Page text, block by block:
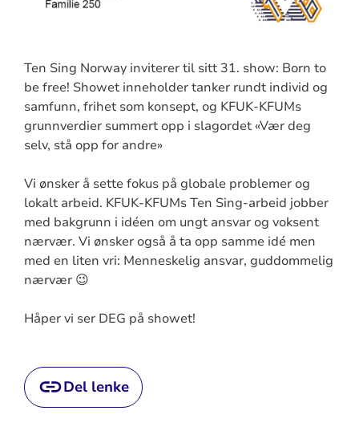
Ten Sing Norway inviterer til sitt 31. show: Born to
be free! Showet inneholder tanker rundt individ og
samfunn, frihet som konsept, og KFUK-KFUMs
grunnverdier summert opp i slagordet «Vær deg
selv, stå opp for andre»
Vi ønsker å sette fokus på globale problemer og
lokalt arbeid. KFUK-KFUMs Ten Sing-arbeid jobber
med bakgrunn i idéen om ungt ansvar og voksent
nærvær. Vi ønsker også å ta opp samme idé men
med en liten vri: Menneskelig ansvar, guddommelig
nærvær 😉
Håper vi ser DEG på showet!
Del lenke